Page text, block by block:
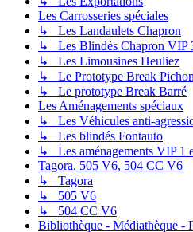
Les Carrosseries spéciales
↳ Les Landaulets Chapron
↳ Les Blindés Chapron VIP
↳ Les Limousines Heuliez
↳ Le Prototype Break
↳ Le prototype Break Barré
Les Aménagements spéciaux
↳ Les Véhicules anti-
↳ Les blindés Fontauto
↳ Les aménagements VIP 1
Tagora, 505 V6, 504 CC V6
↳ Tagora
↳ 505 V6
↳ 504 CC V6
Bibliothèque - Médiathèque -